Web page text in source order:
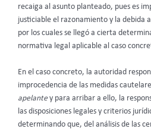
recaiga al asunto planteado, pues es
justiciable el razonamiento y la debida
por los cuales se llegó a cierta
normativa legal aplicable al caso
En el caso concreto, la autoridad
improcedencia de las medidas
apelantey para arribar a ello, la
las disposiciones legales y criterios
determinando que, del análisis de las